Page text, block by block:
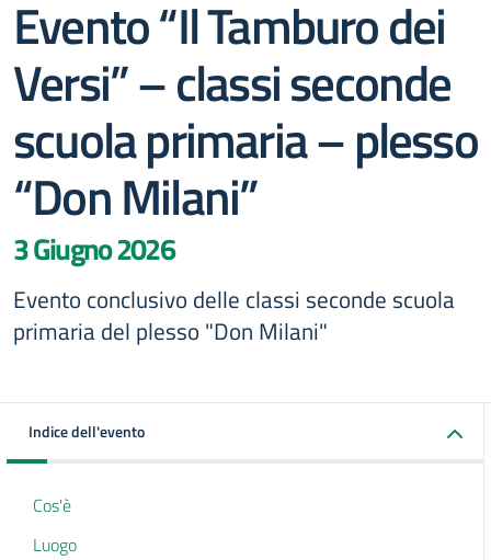
Evento “Il Tamburo dei
Versi” – classi seconde
scuola primaria – plesso
“Don Milani”
3 Giugno 2026
Evento conclusivo delle classi seconde scuola
primaria del plesso "Don Milani"
Indice dell'evento
Cos'è
Luogo